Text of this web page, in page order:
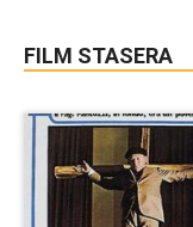
FILM STASERA